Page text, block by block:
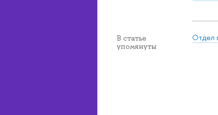
В статье
упомянуты
Отдел